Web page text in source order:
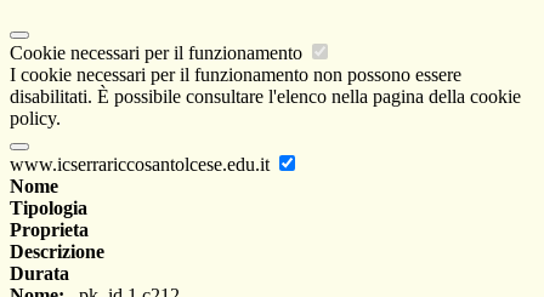
Cookie necessari per il funzionamento
I cookie necessari per il funzionamento non possono essere
disabilitati. È possibile consultare l'elenco nella pagina della cookie
policy.
www.icserrariccosantolcese.edu.it
Nome
Tipologia
Proprieta
Descrizione
Durata